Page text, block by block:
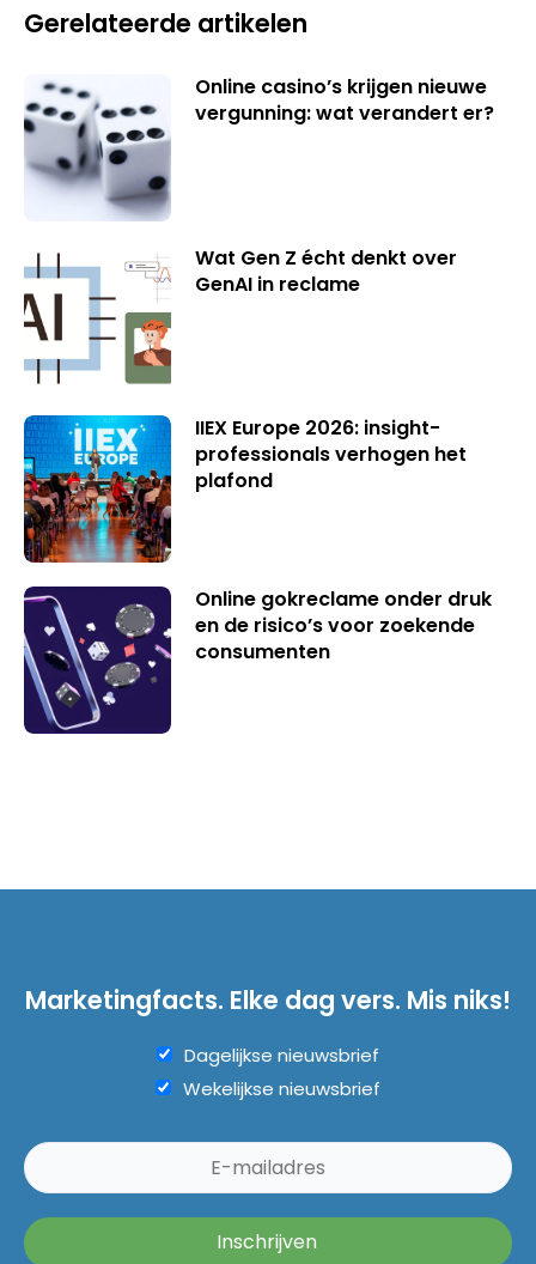
Gerelateerde artikelen
Online casino’s krijgen nieuwe
vergunning: wat verandert er?
Wat Gen Z écht denkt over
GenAI in reclame
IIEX Europe 2026: insight-
professionals verhogen het
plafond
Online gokreclame onder druk
en de risico’s voor zoekende
consumenten
Marketingfacts. Elke dag vers. Mis niks!
Dagelijkse nieuwsbrief
Wekelijkse nieuwsbrief